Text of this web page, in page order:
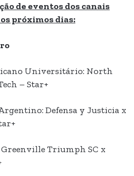
de eventos dos canais
próximos dias:
Universitário: North
– Star+
Defensa y Justicia x
Greenville Triumph SC x